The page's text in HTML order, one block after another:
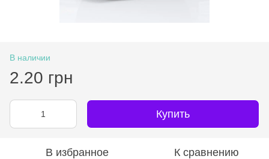
В наличии
2.20 грн
Купить
В избранное К сравнению